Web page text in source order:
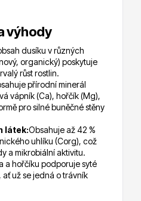
výhody
dusíku v různých
organický) poskytuje
růst rostlin.
přírodní minerál
vápník (Ca), hořčík (Mg),
pro silné buněčné stěny
látek:Obsahuje až 42 %
uhlíku (Corg), což
a mikrobiální aktivitu.
a hořčíku podporuje syté
už se jedná o trávník